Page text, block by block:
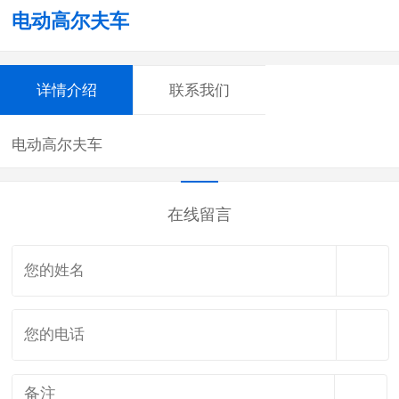
电动高尔夫车
详情介绍 联系我们
电动高尔夫车
在线留言